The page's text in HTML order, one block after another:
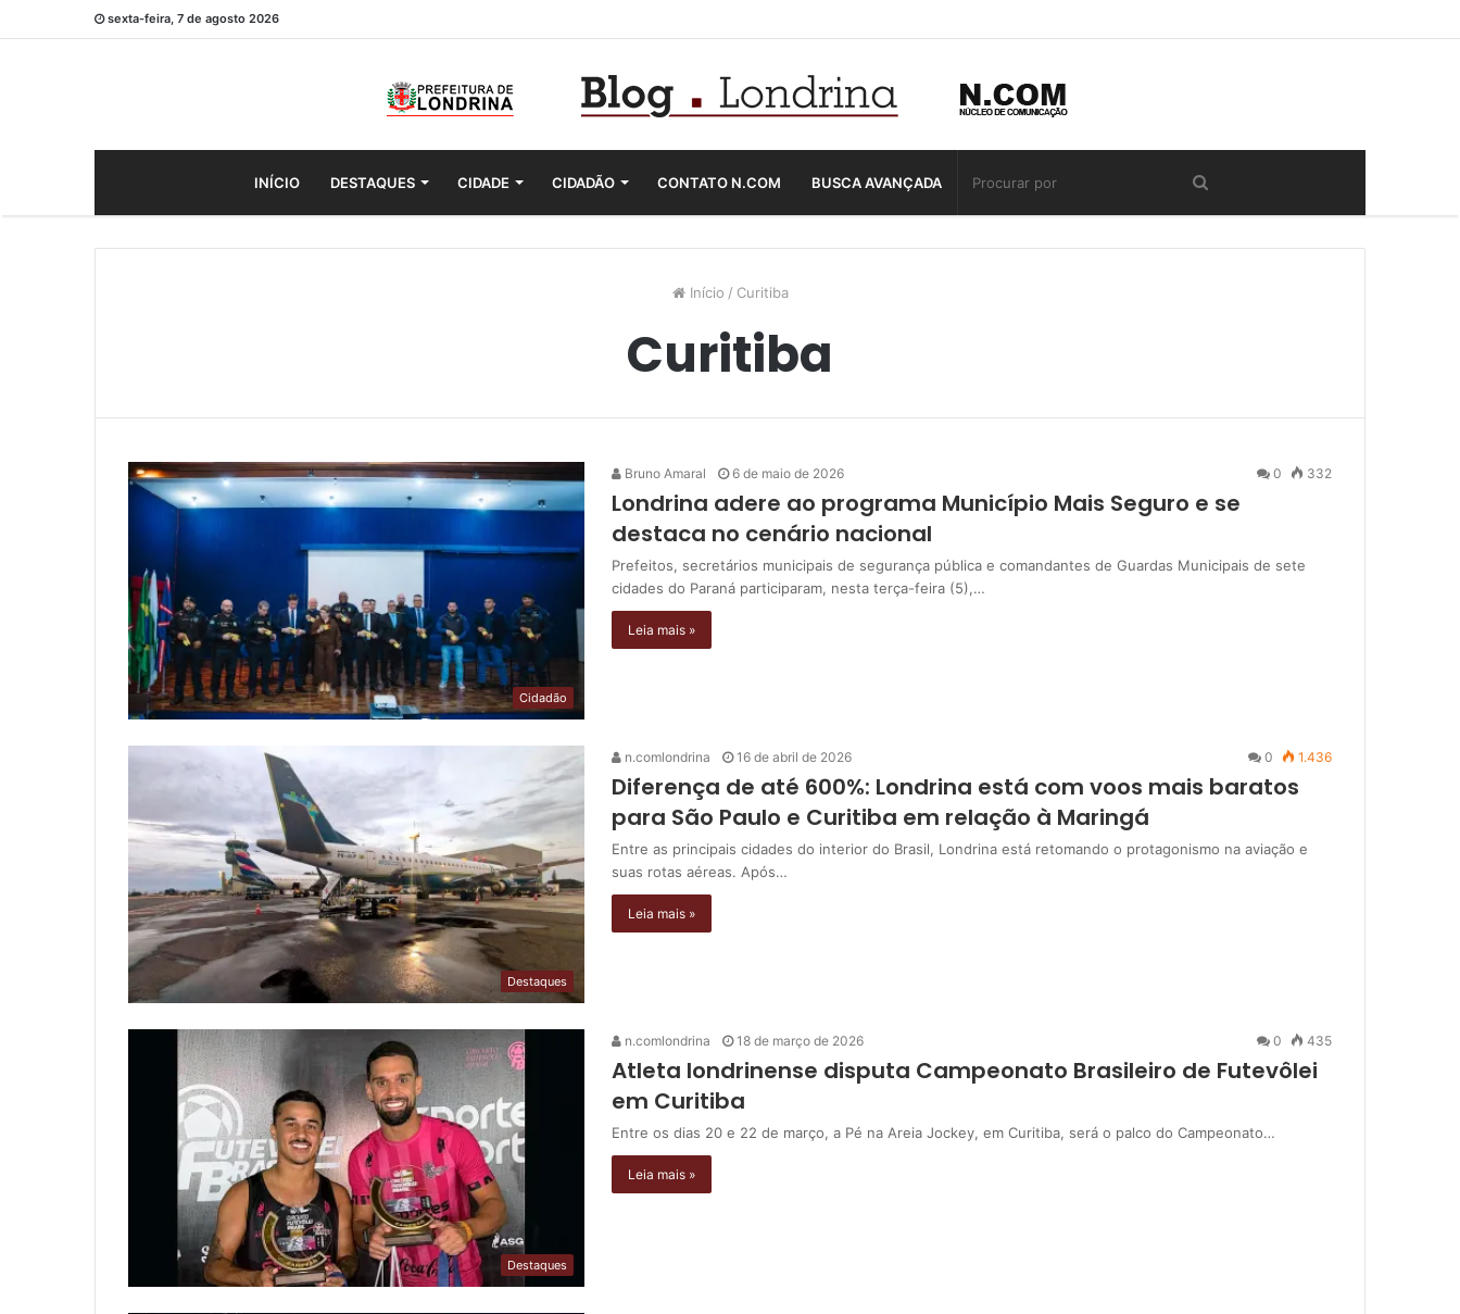
sexta-feira, 7 de agosto 2026
INÍCIO DESTAQUES CIDADE CIDADÃO CONTATO N.COM BUSCA AVANÇADA
Início / Curitiba
Curitiba
Cidadão
Bruno Amaral 6 de maio de 2026 0 332
Londrina adere ao programa Município Mais Seguro e se
destaca no cenário nacional
Prefeitos, secretários municipais de segurança pública e comandantes de Guardas Municipais de sete
cidades do Paraná participaram, nesta terça-feira (5),…
Leia mais »
Destaques
n.comlondrina 16 de abril de 2026 0 1.436
Diferença de até 600%: Londrina está com voos mais baratos
para São Paulo e Curitiba em relação à Maringá
Entre as principais cidades do interior do Brasil, Londrina está retomando o protagonismo na aviação e
suas rotas aéreas. Após…
Leia mais »
Destaques
n.comlondrina 18 de março de 2026 0 435
Atleta londrinense disputa Campeonato Brasileiro de Futevôlei
em Curitiba
Entre os dias 20 e 22 de março, a Pé na Areia Jockey, em Curitiba, será o palco do Campeonato…
Leia mais »